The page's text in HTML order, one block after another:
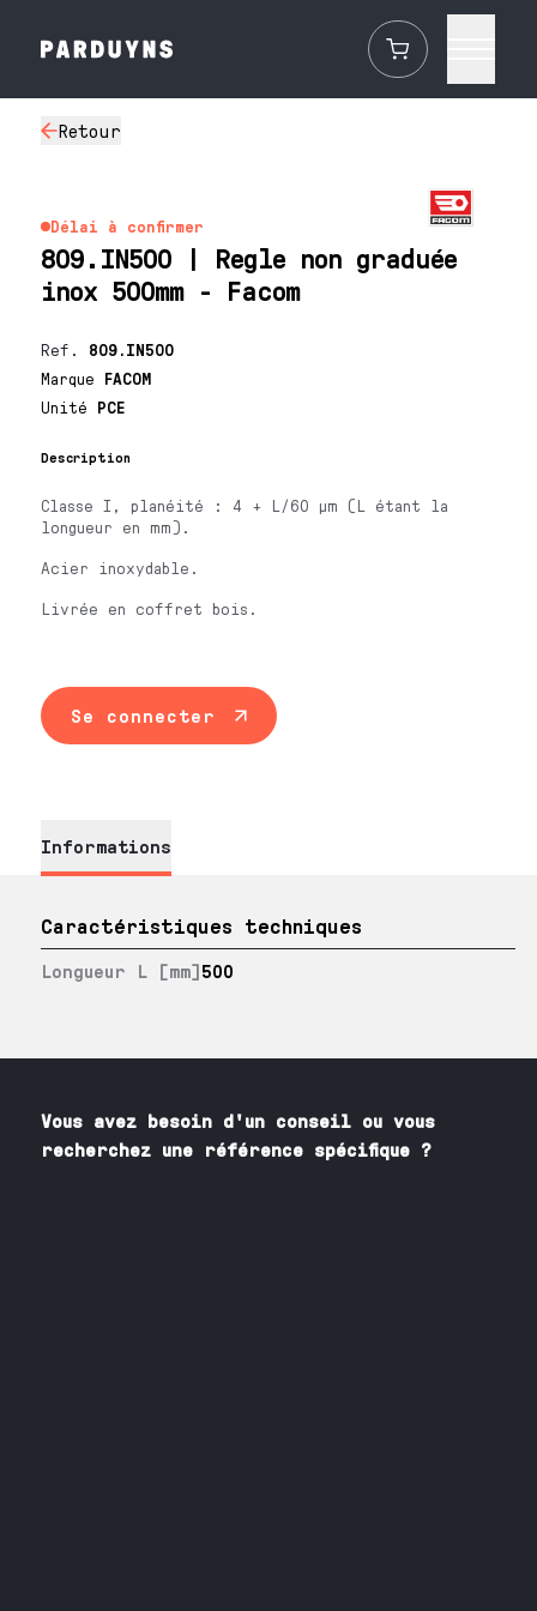
Retour
Délai à confirmer
809.IN500 | Regle non graduée
inox 500mm - Facom
Ref. 809.IN500
Marque FACOM
Unité PCE
Description
Classe I, planéité : 4 + L/60 µm (L étant la
longueur en mm).
Acier inoxydable.
Livrée en coffret bois.
Se connecter
Informations
Caractéristiques techniques
Longueur L [mm]500
Vous avez besoin d'un conseil ou vous
recherchez une référence spécifique ?